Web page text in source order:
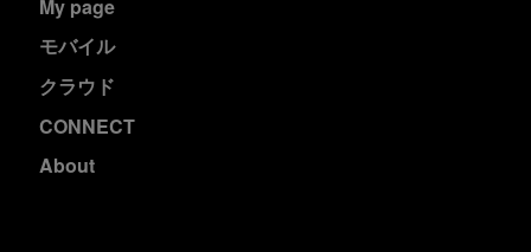
My page
モバイル
クラウド
CONNECT
About